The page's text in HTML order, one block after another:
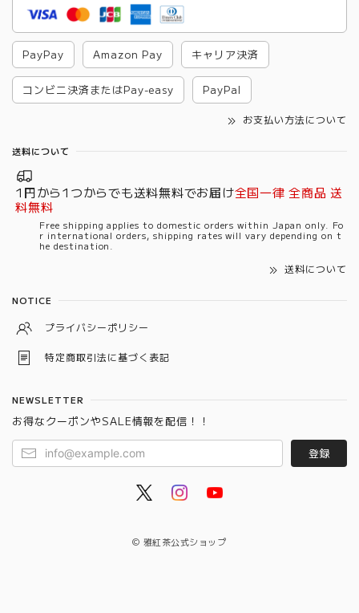
PayPay Amazon Pay キャリア決済
コンビニ決済またはPay-easy PayPal
お支払い方法について
送料について
1円から1つからでも送料無料でお届け全国一律 全商品 送
料無料
Free shipping applies to domestic orders within Japan only. Fo
r international orders, shipping rates will vary depending on t
he destination.
送料について
NOTICE
プライバシーポリシー
特定商取引法に基づく表記
NEWSLETTER
お得なクーポンやSALE情報を配信！！
登録
© 雅紅茶公式ショップ